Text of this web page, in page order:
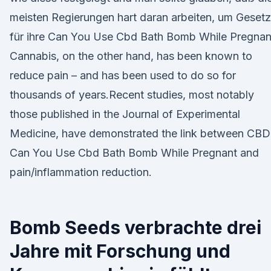
meisten Regierungen hart daran arbeiten, um
für ihre Can You Use Cbd Bath Bomb While
Cannabis, on the other hand, has been known to
reduce pain – and has been used to do so for
thousands of years.Recent studies, most notably
those published in the Journal of Experimental
Medicine, have demonstrated the link between CBD
Can You Use Cbd Bath Bomb While Pregnant and
pain/inflammation reduction.
Bomb Seeds verbrachte drei
Jahre mit Forschung und